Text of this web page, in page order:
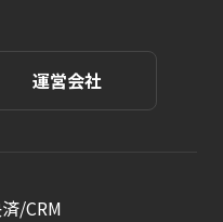
運営会社
/CRM